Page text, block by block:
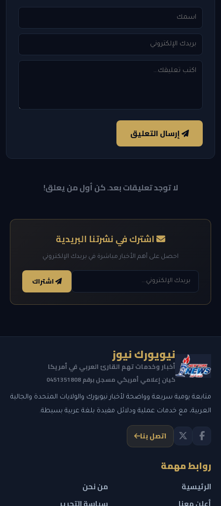
إرسال التعليق
لا توجد تعليقات بعد. كن أول من يعلق!
اشترك في نشرتنا البريدية
احصل على أهم الأخبار مباشرة في بريدك الإلكتروني
اشتراك
نيويورك نيوز
أخبار وخدمات تهم القارئ العربي في أمريكا
كيان إعلامي أمريكي مسجل برقم 0451351808
متابعة يومية سريعة وواضحة لأخبار نيويورك والولايات المتحدة والجالية
العربية، مع خدمات عملية ودلائل مفيدة بلغة عربية بسيطة.
اتصل بنا
روابط مهمة
الرئيسية
من نحن